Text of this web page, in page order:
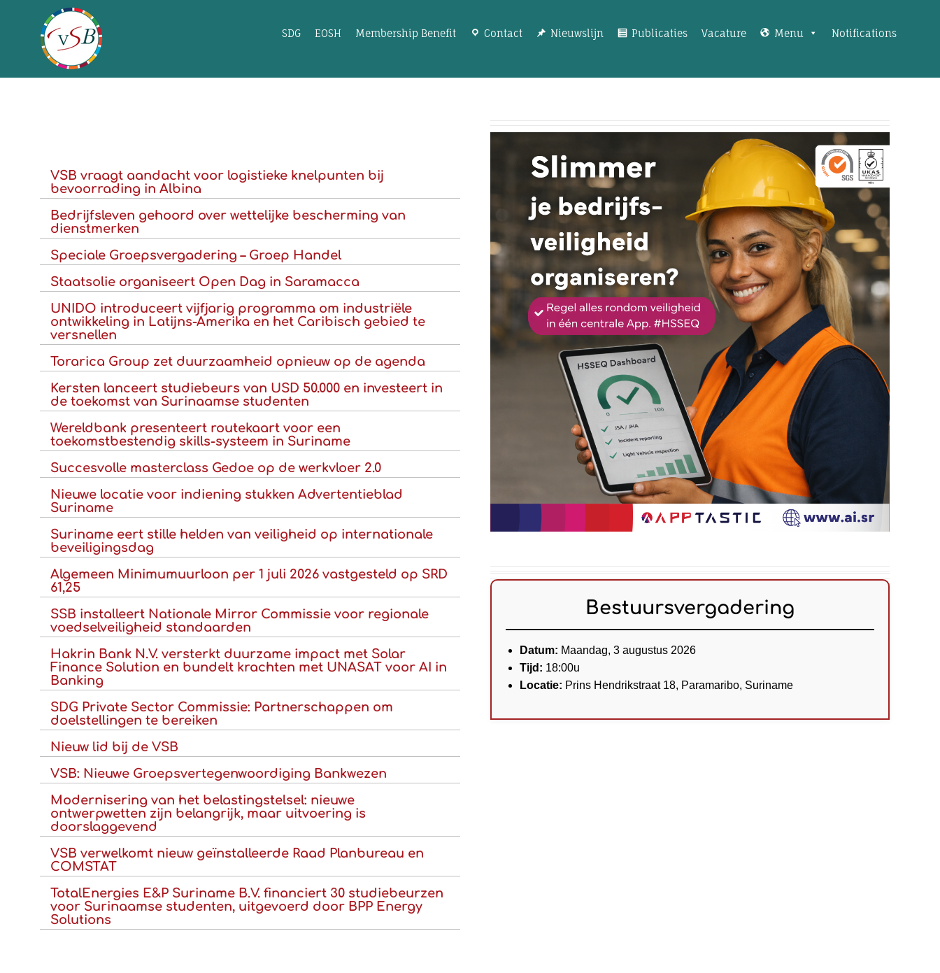
SDG EOSH Membership Benefit Contact Nieuwslijn Publicaties Vacature Menu Notifications
VSB vraagt aandacht voor logistieke knelpunten bij
bevoorrading in Albina
Bedrijfsleven gehoord over wettelijke bescherming van
dienstmerken
Speciale Groepsvergadering – Groep Handel
Staatsolie organiseert Open Dag in Saramacca
UNIDO introduceert vijfjarig programma om industriële
ontwikkeling in Latijns-Amerika en het Caribisch gebied te
versnellen
Torarica Group zet duurzaamheid opnieuw op de agenda
Kersten lanceert studiebeurs van USD 50.000 en investeert in
de toekomst van Surinaamse studenten
Wereldbank presenteert routekaart voor een
toekomstbestendig skills-systeem in Suriname
Succesvolle masterclass Gedoe op de werkvloer 2.0
Nieuwe locatie voor indiening stukken Advertentieblad
Suriname
Suriname eert stille helden van veiligheid op internationale
beveiligingsdag
Algemeen Minimumuurloon per 1 juli 2026 vastgesteld op SRD
61,25
SSB installeert Nationale Mirror Commissie voor regionale
voedselveiligheid standaarden
Hakrin Bank N.V. versterkt duurzame impact met Solar
Finance Solution en bundelt krachten met UNASAT voor AI in
Banking
SDG Private Sector Commissie: Partnerschappen om
doelstellingen te bereiken
Nieuw lid bij de VSB
VSB: Nieuwe Groepsvertegenwoordiging Bankwezen
Modernisering van het belastingstelsel: nieuwe
ontwerpwetten zijn belangrijk, maar uitvoering is
doorslaggevend
VSB verwelkomt nieuw geïnstalleerde Raad Planbureau en
COMSTAT
TotalEnergies E&P Suriname B.V. financiert 30 studiebeurzen
voor Surinaamse studenten, uitgevoerd door BPP Energy
Solutions
Bestuursvergadering
Datum: Maandag, 3 augustus 2026
Tijd: 18:00u
Locatie: Prins Hendrikstraat 18, Paramaribo, Suriname